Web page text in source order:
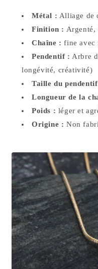
Métal : Alliage de
Finition : Argenté,
Chaîne : fine avec
Pendentif : Arbre
longévité, créativité)
Taille du
Longueur de la
Poids : léger et
Origine : Non